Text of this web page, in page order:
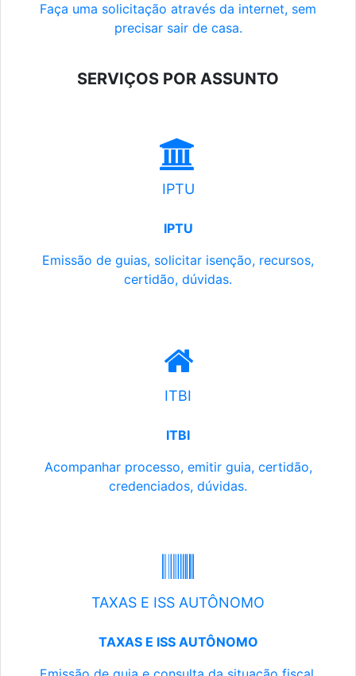
Faça uma solicitação através da internet, sem
precisar sair de casa.
SERVIÇOS POR ASSUNTO
IPTU
IPTU
Emissão de guias, solicitar isenção, recursos,
certidão, dúvidas.
ITBI
ITBI
Acompanhar processo, emitir guia, certidão,
credenciados, dúvidas.
TAXAS E ISS AUTÔNOMO
TAXAS E ISS AUTÔNOMO